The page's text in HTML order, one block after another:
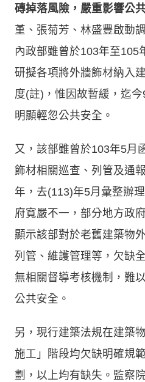
磚掉落風險，嚴重影響公
堇、張菊芳、林盛豐啟動
內政部雖曾於103年至105
研擬各項將外牆飾材納入
度(註)，惟因故暫緩，迄
明顯輕忽公共安全。
又，該部雖曾於103年5月
飾材相關巡查、列管及通
年，去(113)年5月彙整辦
府寬嚴不一，部分地方政
顯示該部對於老舊建築物
列管、維護管理等，欠缺
無相關督導考核機制，難
公共安全。
另，現行建築法規在建築
施工」階段均欠缺明確規
劃，以上均有缺失。監察